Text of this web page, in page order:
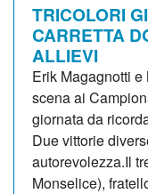
TRICOLORI
CARRETTA
ALLIEVI
Erik Magagnotti
scena ai
giornata da
Due vittorie
autorevolezza.Il
Monselice),